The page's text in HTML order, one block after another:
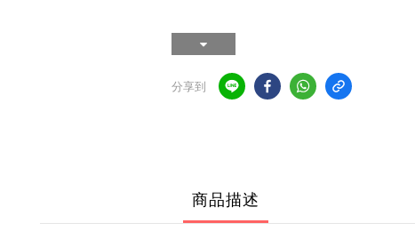
分享到
商品描述